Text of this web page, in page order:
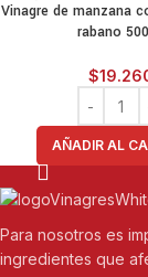
Vinagre de manzana
rabano
$
AÑADIR AL
Para nosotros es
ingredientes que